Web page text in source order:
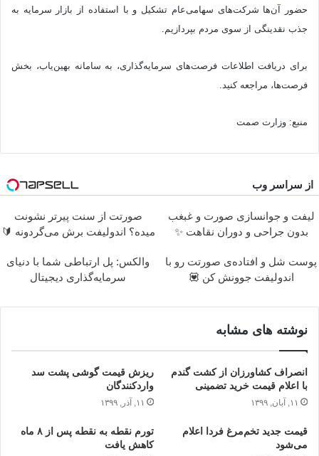
حضور آن‌ها شرکت‌های سهامی‌عام تشکیل و با استفاده از بازار سرمایه به
جذب نقدینگی از سوی مردم بپردازیم.
برای دریافت اطلاعات فرصت‌های سرمایه‌گذاری، به سامانه بهین‌یاب، بخش
فرصت‌ها، مراجعه کنید.
منبع: وزارت صمت
از سراسر وب
لیفت و جوانسازی صورت و غبغب
بدون جراحی و دوران نقاهت ✨
صورتت از سنت پیرتر نشونت
میده؟ اندولیفت برش می‌گردونه 🔰
پوست شل و افتاده‌ی صورتت رو با
اندولیفت جوونش کن 💟
والکس: پل ارتباطی شما با دنیای
سرمایه‌گذاری دیجیتال
نوشته های مشابه
انصراف کشاورزان از کشت گندم
با اعلام قیمت خرید تضمینی
۱۱, آبان, ۱۳۹۹
ریزش قیمت گوشی پشت سد
واردکنندگان
۱۱, آذر, ۱۳۹۹
قیمت جدید تخم‌مرغ فردا اعلام
می‌شود
تورم نقطه به نقطه پس از ۸ ماه
کاهش یافت